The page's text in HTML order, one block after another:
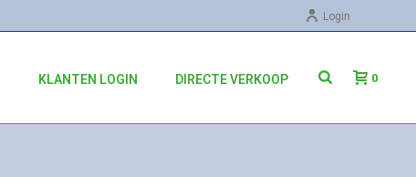
Login
KLANTEN LOGIN DIRECTE VERKOOP 0